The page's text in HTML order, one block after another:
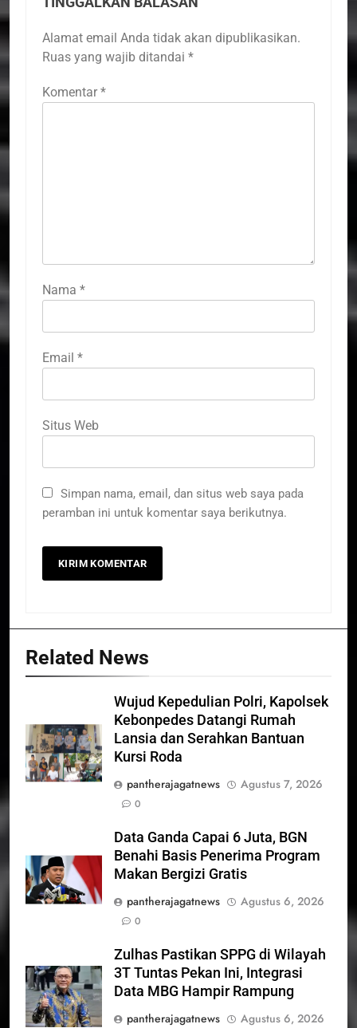
Alamat email Anda tidak akan dipublikasikan.
Ruas yang wajib ditandai *
Komentar *
Nama *
Email *
Situs Web
Simpan nama, email, dan situs web saya pada
peramban ini untuk komentar saya berikutnya.
Related News
Wujud Kepedulian Polri, Kapolsek
Kebonpedes Datangi Rumah
Lansia dan Serahkan Bantuan
Kursi Roda
pantherajagatnews
Agustus 7, 2026
0
Data Ganda Capai 6 Juta, BGN
Benahi Basis Penerima Program
Makan Bergizi Gratis
pantherajagatnews
Agustus 6, 2026
0
Zulhas Pastikan SPPG di Wilayah
3T Tuntas Pekan Ini, Integrasi
Data MBG Hampir Rampung
pantherajagatnews
Agustus 6, 2026